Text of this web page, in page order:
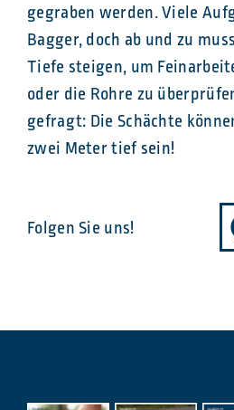
gegraben werden. Viele
Bagger, doch ab und zu
Tiefe steigen, um
oder die Rohre zu
gefragt: Die Schächte
zwei Meter tief sein!
Folgen Sie uns!